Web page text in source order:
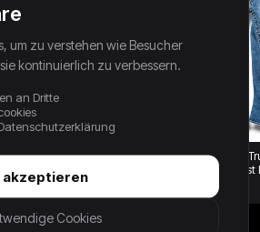
Vintage True Religion Y2K
Rock (S)
Vintage
Low
74,99 €
um zu verstehen wie Besucher
kontinuierlich zu verbessern.
an Dritte
akzeptieren
Cookies